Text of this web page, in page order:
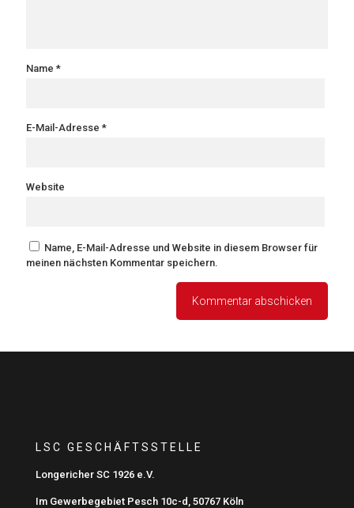
Name *
E-Mail-Adresse *
Website
Name, E-Mail-Adresse und Website in diesem Browser für
meinen nächsten Kommentar speichern.
LSC GESCHÄFTSSTELLE
Longericher SC 1926 e.V.
Im Gewerbegebiet Pesch 10c-d, 50767 Köln